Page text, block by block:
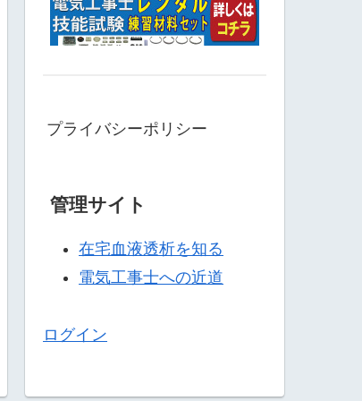
プライバシーポリシー
管理サイト
在宅血液透析を知る
電気工事士への近道
ログイン